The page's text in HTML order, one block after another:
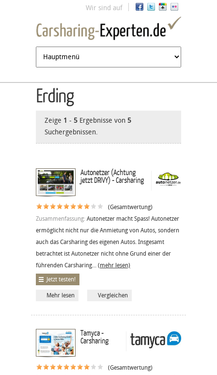
Jump to navigation
Wir sind auf
Erding
Zeige 1 - 5 Ergebnisse von 5
Suchergebnissen.
Autonetzer (Achtung
jetzt DRIVY) - Carsharing
(Gesamtwertung)
Zusammenfassung: Autonetzer macht Spass! Autonetzer
ermöglicht nicht nur die Anmietung von Autos, sondern
auch das Carsharing des eigenen Autos. Insgesamt
betrachtet ist Autonetzer nicht ohne Grund einer der
führenden Carsharing... (mehr lesen)
Jetzt testen!
Mehr lesen Vergleichen
Tamyca -
Carsharing
(Gesamtwertung)